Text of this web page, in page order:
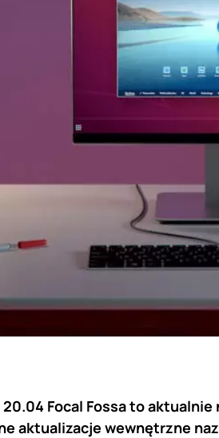
Focal Fossa to
aktualizacje wewnętrzne